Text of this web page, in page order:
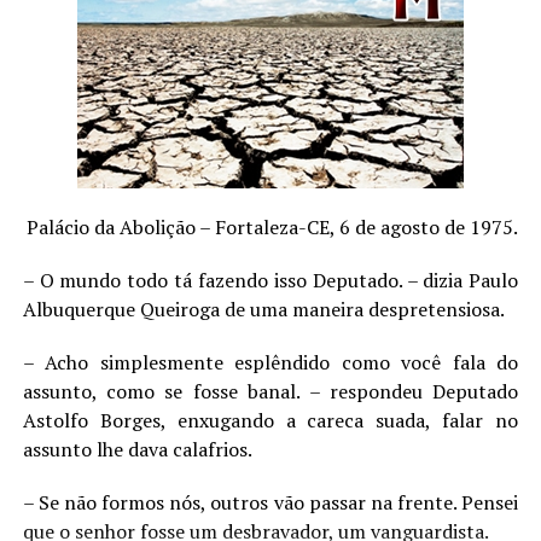
Não havia coincidência ali. De alguma forma
aquele sujeito sabia quem eu era, e soube exatamente o
que dizer para tocar meu coração aflito. Vergonha,
medo, angústia… tudo de uma vez.
Daí para frente foi um turbilhão, num momento
estava aos pés do frei em lágrimas, no outro eu me
confessava. Quando tudo passou eu estava de bata
marrom, com a cabeça tonsurada.
Algumas coisas são difíceis de explicar ou
era exatamente o que eu buscava. O homem peca demais
em uma vida só, imagine o quanto eu não pequei na
minha. Houve um tempo que minha preocupação era
nunca ser chamado por São Pedro. Hoje eu sei que
santo em decorrência das coisas que fiz. Sou um
maculado e só esse lugar poder limpar a sujeira de minha
Palácio da Abolição – Fortaleza-CE, 6 de agosto de 1975.
– O mundo todo tá fazendo isso Deputado. – dizia Paulo
Albuquerque Queiroga de uma maneira despretensiosa.
– Acho simplesmente esplêndido como você fala do
assunto, como se fosse banal. – respondeu Deputado
Astolfo Borges, enxugando a careca suada, falar no
assunto lhe dava calafrios.
– Se não formos nós, outros vão passar na frente. Pensei
que o senhor fosse um desbravador, um vanguardista.